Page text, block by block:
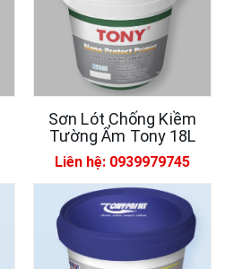
Sơn Lót Chống Kiềm
Tường Ẩm Tony 18L
Liên hệ: 0939979745